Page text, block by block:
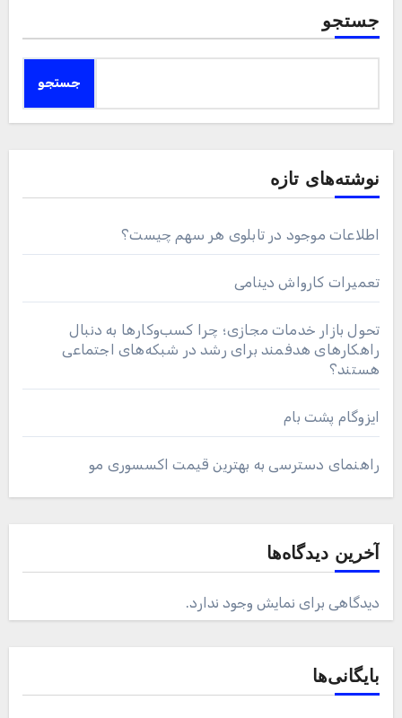
جستجو
جستجو
نوشته‌های تازه
اطلاعات موجود در تابلوی هر سهم چیست؟
تعمیرات کارواش دینامی
تحول بازار خدمات مجازی؛ چرا کسب‌وکارها به دنبال
راهکارهای هدفمند برای رشد در شبکه‌های اجتماعی
هستند؟
ایزوگام پشت بام
راهنمای دسترسی به بهترین قیمت اکسسوری مو
آخرین دیدگاه‌ها
دیدگاهی برای نمایش وجود ندارد.
بایگانی‌ها